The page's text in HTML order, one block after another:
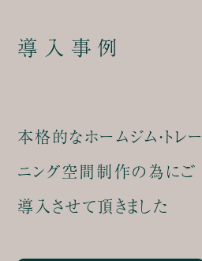
導入事例
本格的なホームジム・トレー
ニング空間制作の為にご
導入させて頂きました